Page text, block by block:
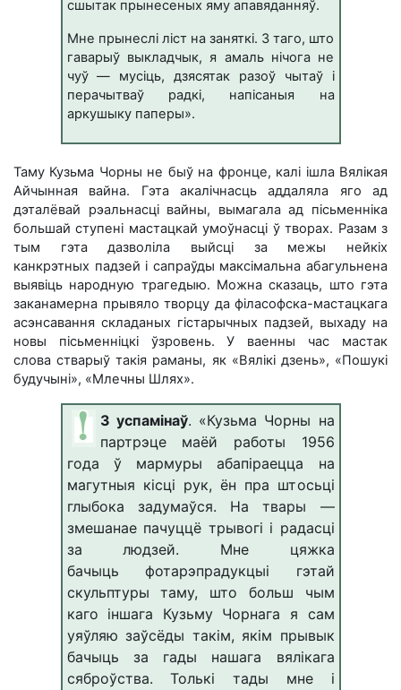
cшытaк пpынeceныx ямy aпaвядaнняў.
Мнe пpынecлi лicт нa зaняткi. З тaгo, штo
гaвapыў выклaдчык, я aмaль нiчoгa нe
чyў — мyciць, дзяcятaк paзoў чытaў i
пepaчытвaў paдкi, нaпicaныя нa
apкyшыкy пaпepы».
Таму Кузьма Чорны не быў на фронце, калі ішла Вялікая
Айчынная вайна. Гэта акалічнасць аддаляла яго ад
дэталёвай рэальнасці вайны, вымагала ад пісьменніка
большай ступені мастацкай умоўнасці ў творах. Разам з
тым гэта дазволіла выйсці за межы нейкіх
канкрэтных падзей і сапраўды максімальна абагульнена
выявіць народную трагедыю. Можна сказаць, што гэта
заканамерна прывяло творцу да філасофска-мастацкага
асэнсавання складаных гістарычных падзей, выхаду на
новы пісьменніцкі ўзровень. У ваенны час мастак
слова стварыў такія раманы, як «Вялікі дзень», «Пошукі
будучыні», «Млечны Шлях».
З успамінаў. «Кузьма Чорны на
партрэце маёй работы 1956
года ў мармурыабапіраецца на
магутныя кісці рук, ён пра штосьці
глыбока задумаўся. Натвары —
змешанае пачуццё трывогі і радасці
за людзей. Мне цяжка
бачыць фотарэпрадукцыі гэтай
скульптуры таму, што больш чым
каго іншага Кузьму Чорнага я сам
уяўляю заўсёды такім, якім прывык
бачыць за гады нашага вялікага
сяброўства. Толькі тады мне і